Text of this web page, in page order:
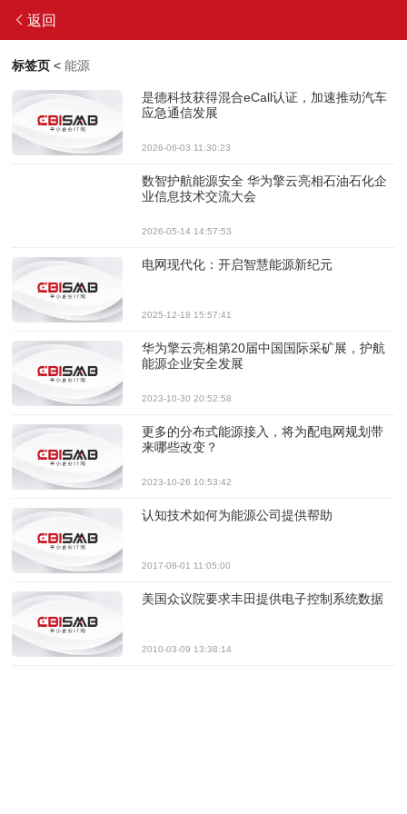
返回
标签页 <能源
是德科技获得混合eCall认证，加速推动汽车
应急通信发展
2026-06-03 11:30:23
数智护航能源安全 华为擎云亮相石油石化企
业信息技术交流大会
2026-05-14 14:57:53
电网现代化：开启智慧能源新纪元
2025-12-18 15:57:41
华为擎云亮相第20届中国国际采矿展，护航
能源企业安全发展
2023-10-30 20:52:58
更多的分布式能源接入，将为配电网规划带
来哪些改变？
2023-10-26 10:53:42
认知技术如何为能源公司提供帮助
2017-08-01 11:05:00
美国众议院要求丰田提供电子控制系统数据
2010-03-09 13:38:14